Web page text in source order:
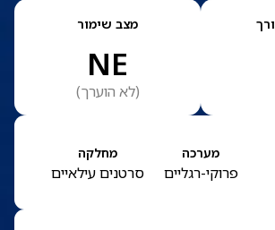
מצב שימור
NE
(לא הוערך)
מערכה
פרוקי-רגליים
מחלקה
סרטנים עילאיים